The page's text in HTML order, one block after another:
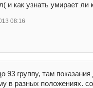
и как узнать умирает ли
08:16
93 группу, там
в разных положениях.